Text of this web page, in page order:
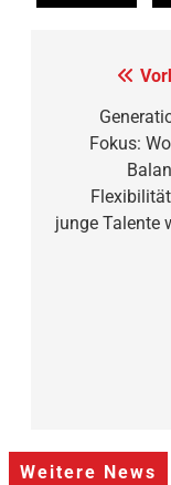
Fokus:
junge Talente
Weitere News